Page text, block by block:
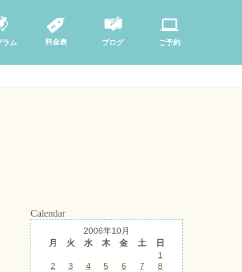
ラム 料金表 ブログ ご予約
Calendar
2006年10月
月
火 水 木 金 土
日
1
2
3 4 5 6 7
8